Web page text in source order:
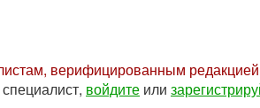
верифицированным
войдите или